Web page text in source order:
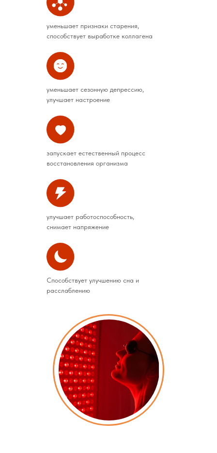
уменьшает признаки старения,
способствует выработке коллагена
уменьшает сезонную депрессию,
улучшает настроение
запускает естественный процесс
восстановления организма
улучшает работоспособность,
cнимает напряжение
Способствует улучшению сна и
расслаблению